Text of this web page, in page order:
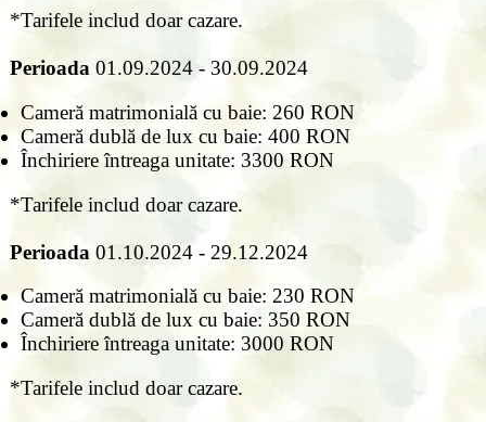
*Tarifele includ doar cazare.
Perioada 01.09.2024 - 30.09.2024
Cameră matrimonială cu baie: 260 RON
Cameră dublă de lux cu baie: 400 RON
Închiriere întreaga unitate: 3300 RON
*Tarifele includ doar cazare.
Perioada 01.10.2024 - 29.12.2024
Cameră matrimonială cu baie: 230 RON
Cameră dublă de lux cu baie: 350 RON
Închiriere întreaga unitate: 3000 RON
*Tarifele includ doar cazare.